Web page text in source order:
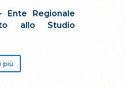
Ente Regionale
allo Studio
più